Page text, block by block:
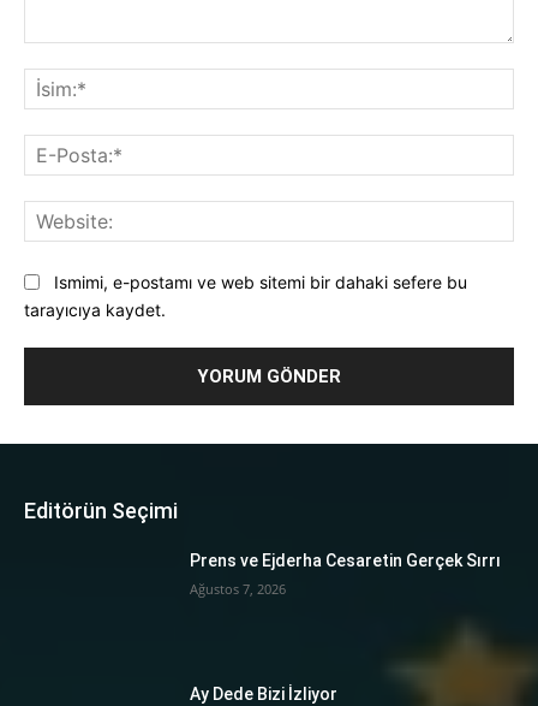
Ismimi, e-postamı ve web sitemi bir dahaki sefere bu
tarayıcıya kaydet.
Editörün Seçimi
Prens ve Ejderha Cesaretin Gerçek Sırrı
Ağustos 7, 2026
Ay Dede Bizi İzliyor